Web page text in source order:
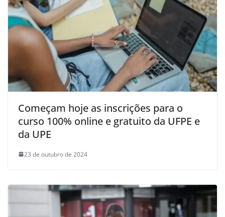
Começam hoje as inscrições para o
curso 100% online e gratuito da UFPE e
da UPE
23 de outubro de 2024